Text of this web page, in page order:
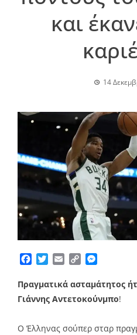
και
14
Facebook
TwitterEmailCopy
Πραγματικά ασταμάτητος
Γιάννης Αντετοκούνμπο!
Ο Έλληνας σούπερ σταρ